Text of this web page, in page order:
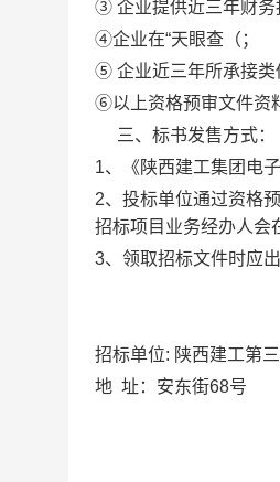
③ 企业提供近三年财
④企业在“天眼查 （ ；
⑤ 企业近三年所承接
⑥以上资格预审文件资
三、标书发售方式：
1、《陕西建工集团电
2、投标单位通过资格
招标项目业务经办人会
3、领取招标文件时应
招标单位: 陕西建工第
地 址：安东街68号